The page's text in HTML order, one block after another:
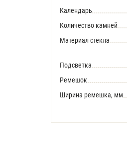
Календарь
Количество камней
Материал стекла
Подсветка
Ремешок
Ширина ремешка, мм